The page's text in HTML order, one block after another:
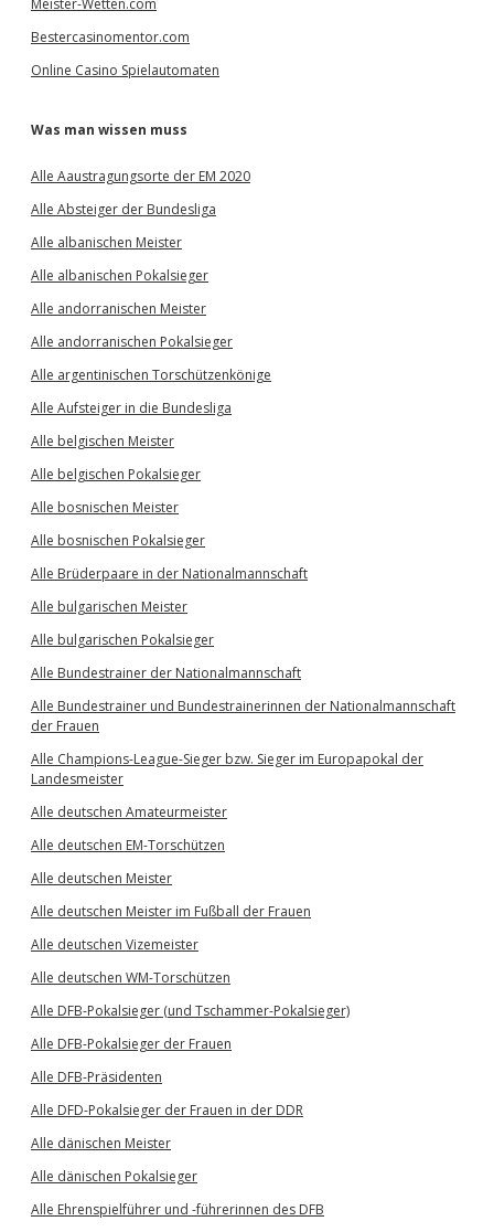
Meister-Wetten.com
Bestercasinomentor.com
Online Casino Spielautomaten
Was man wissen muss
Alle Aaustragungsorte der EM 2020
Alle Absteiger der Bundesliga
Alle albanischen Meister
Alle albanischen Pokalsieger
Alle andorranischen Meister
Alle andorranischen Pokalsieger
Alle argentinischen Torschützenkönige
Alle Aufsteiger in die Bundesliga
Alle belgischen Meister
Alle belgischen Pokalsieger
Alle bosnischen Meister
Alle bosnischen Pokalsieger
Alle Brüderpaare in der Nationalmannschaft
Alle bulgarischen Meister
Alle bulgarischen Pokalsieger
Alle Bundestrainer der Nationalmannschaft
Alle Bundestrainer und Bundestrainerinnen der Nationalmannschaft
der Frauen
Alle Champions-League-Sieger bzw. Sieger im Europapokal der
Landesmeister
Alle deutschen Amateurmeister
Alle deutschen EM-Torschützen
Alle deutschen Meister
Alle deutschen Meister im Fußball der Frauen
Alle deutschen Vizemeister
Alle deutschen WM-Torschützen
Alle DFB-Pokalsieger (und Tschammer-Pokalsieger)
Alle DFB-Pokalsieger der Frauen
Alle DFB-Präsidenten
Alle DFD-Pokalsieger der Frauen in der DDR
Alle dänischen Meister
Alle dänischen Pokalsieger
Alle Ehrenspielführer und -führerinnen des DFB